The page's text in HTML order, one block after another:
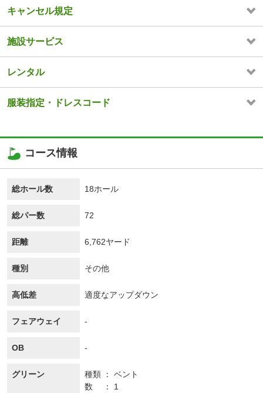
キャンセル規定
施設サービス
レンタル
服装指定・ドレスコード
コース情報
総ホール数 18ホール
総パー数 72
距離 6,762ヤード
種別 その他
高低差 適度なアップダウン
フェアウェイ -
OB -
グリーン 種類
ベント
数
1